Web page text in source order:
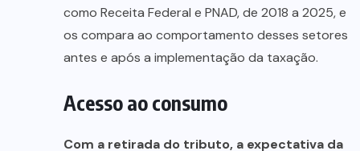
como Receita Federal e PNAD, de 2018 a 2025, e
os compara ao comportamento desses setores
antes e após a implementação da taxação.
Acesso ao consumo
Com a retirada do tributo, a expectativa da